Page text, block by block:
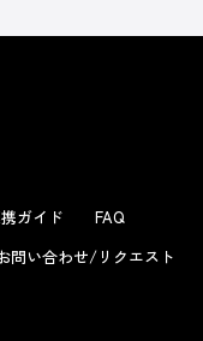
ガイド
FAQ
問い合わせ/リクエスト